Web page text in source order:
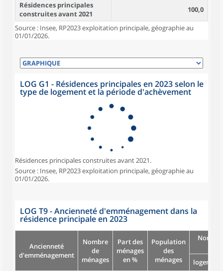
Résidences principales
construites avant 2021
100,0
Source : Insee, RP2023 exploitation principale, géographie au
01/01/2026.
LOG G1 - Résidences principales en 2023 selon le
type de logement et la période d'achèvement
Résidences principales construites avant 2021.
Source : Insee, RP2023 exploitation principale, géographie au
01/01/2026.
LOG T9 - Ancienneté d'emménagement dans la
résidence principale en 2023
Ancienneté
d'emménagement
Nombre
de
ménages
Part des
ménages
en %
Population
des
ménages
logement